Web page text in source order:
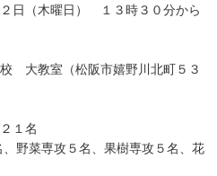
（木曜日） １３時３０分から
教室（松阪市嬉野川北町５３
１名
攻５名、果樹専攻５名、花